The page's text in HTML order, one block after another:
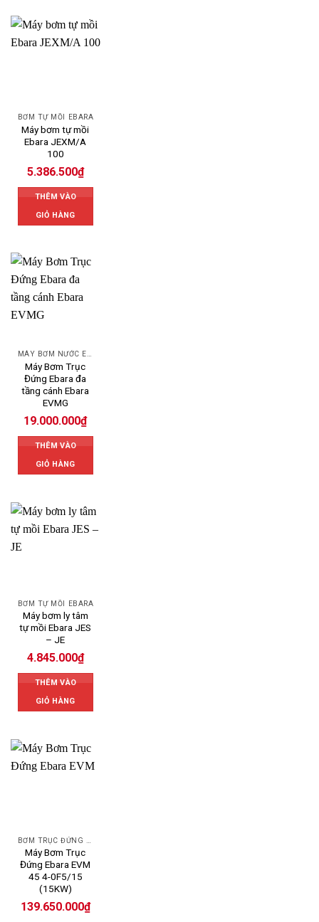
BƠM TỰ MỒI EBARA
Máy bơm tự mồi
Ebara JEXM/A
100
5.386.500₫
THÊM VÀO
GIỎ HÀNG
MÁY BƠM NƯỚC EBARA
Máy Bơm Trục
Đứng Ebara đa
tầng cánh Ebara
EVMG
19.000.000₫
THÊM VÀO
GIỎ HÀNG
BƠM TỰ MỒI EBARA
Máy bơm ly tâm
tự mồi Ebara JES
– JE
4.845.000₫
THÊM VÀO
GIỎ HÀNG
Máy Bơm Trục
Đứng Ebara EVM
45 4-0F5/15
(15KW)
139.650.000₫